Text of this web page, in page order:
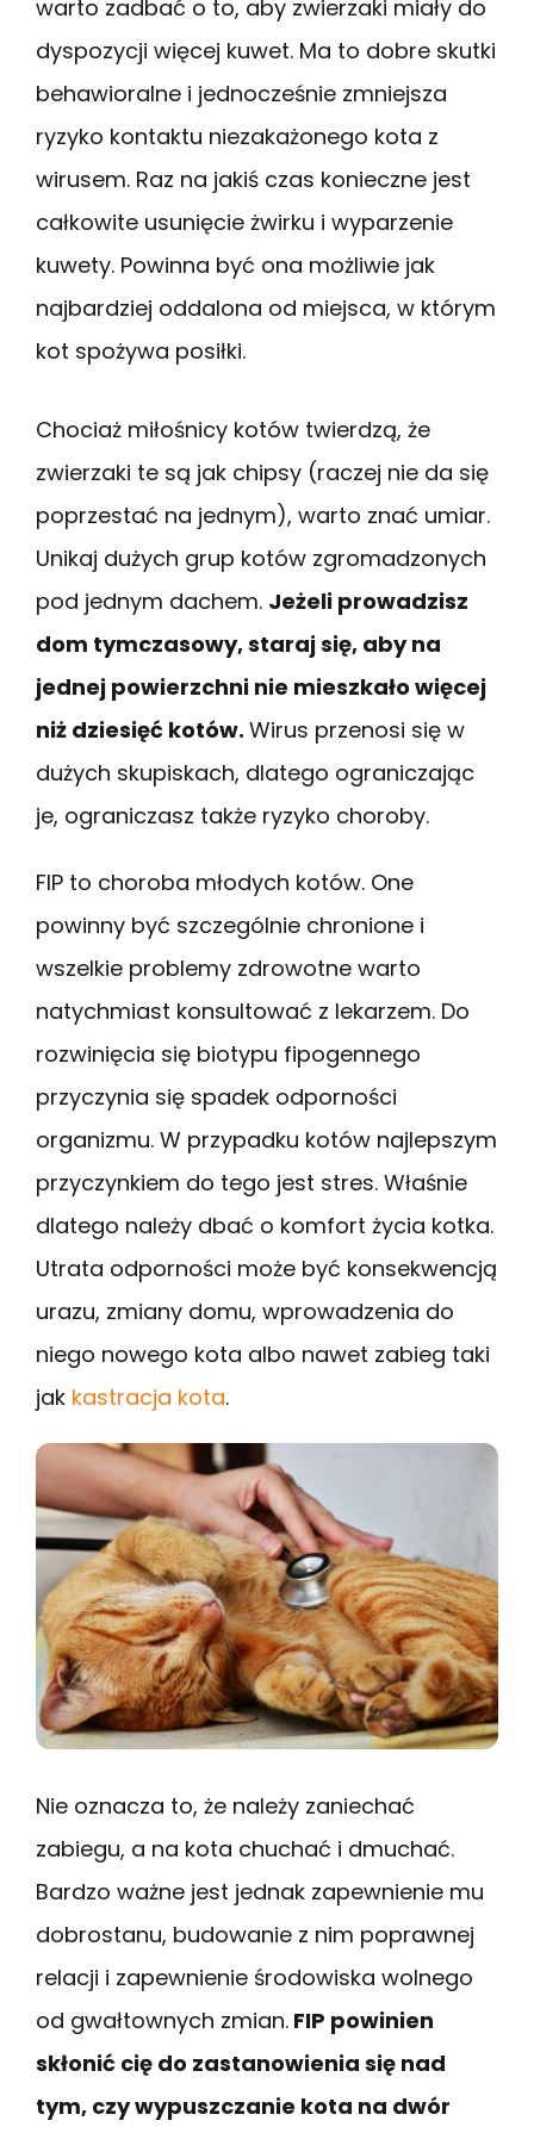
warto zadbać o to, aby zwierzaki miały do
dyspozycji więcej kuwet. Ma to dobre skutki
behawioralne i jednocześnie zmniejsza
ryzyko kontaktu niezakażonego kota z
wirusem. Raz na jakiś czas konieczne jest
całkowite usunięcie żwirku i wyparzenie
kuwety. Powinna być ona możliwie jak
najbardziej oddalona od miejsca, w którym
kot spożywa posiłki.
Chociaż miłośnicy kotów twierdzą, że
zwierzaki te są jak chipsy (raczej nie da się
poprzestać na jednym), warto znać umiar.
Unikaj dużych grup kotów zgromadzonych
pod jednym dachem. Jeżeli prowadzisz
dom tymczasowy, staraj się, aby na
jednej powierzchni nie mieszkało więcej
niż dziesięć kotów. Wirus przenosi się w
dużych skupiskach, dlatego ograniczając
je, ograniczasz także ryzyko choroby.
FIP to choroba młodych kotów. One
powinny być szczególnie chronione i
wszelkie problemy zdrowotne warto
natychmiast konsultować z lekarzem. Do
rozwinięcia się biotypu fipogennego
przyczynia się spadek odporności
organizmu. W przypadku kotów najlepszym
przyczynkiem do tego jest stres. Właśnie
dlatego należy dbać o komfort życia kotka.
Utrata odporności może być konsekwencją
urazu, zmiany domu, wprowadzenia do
niego nowego kota albo nawet zabieg taki
jak kastracja kota.
Nie oznacza to, że należy zaniechać
zabiegu, a na kota chuchać i dmuchać.
Bardzo ważne jest jednak zapewnienie mu
dobrostanu, budowanie z nim poprawnej
relacji i zapewnienie środowiska wolnego
od gwałtownych zmian. FIP powinien
skłonić cię do zastanowienia się nad
tym, czy wypuszczanie kota na dwór